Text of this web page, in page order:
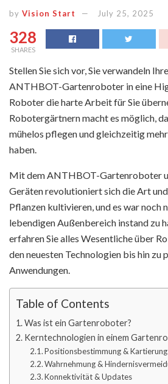
by Vision Start July 25, 2025
328
SHARES
Stellen Sie sich vor, Sie verwandeln
ANTHBOT-Gartenroboter in eine
Roboter die harte Arbeit für Sie
Robotergärtnern macht es möglich,
mühelos pflegen und gleichzeitig
haben.
Mit dem ANTHBOT-Gartenroboter
Geräten revolutioniert sich die Art
Pflanzen kultivieren, und es war noch
lebendigen Außenbereich instand zu
erfahren Sie alles Wesentliche über
den neuesten Technologien bis hin zu
Anwendungen.
Table of Contents
Was ist ein Gartenroboter?
Kerntechnologien in einem
Positionsbestimmung & Kartierung
Wahrnehmung &
Konnektivität & Updates